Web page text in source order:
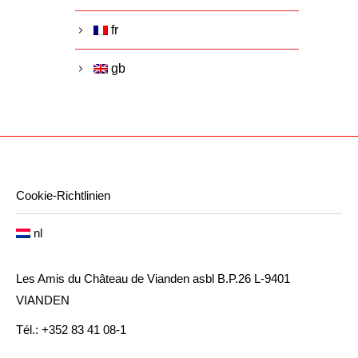
fr
gb
Cookie-Richtlinien
nl
Les Amis du Château de Vianden asbl B.P.26 L-9401
VIANDEN
Tél.: +352 83 41 08-1